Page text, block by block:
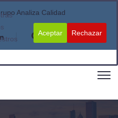
Analiza Calidad
Aceptar Rechazar